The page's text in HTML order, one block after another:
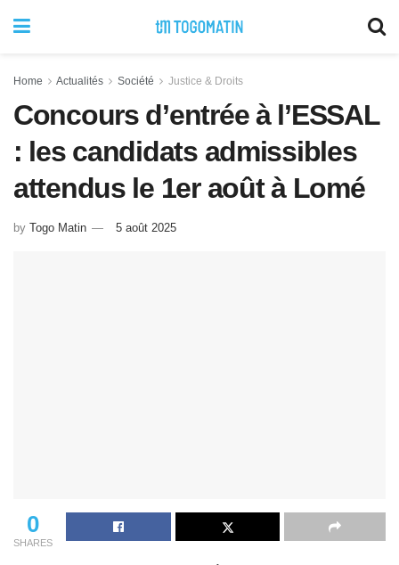
Home Actualités Société Justice & Droits
Concours d’entrée à l’ESSAL
: les candidats admissibles
attendus le 1er août à Lomé
by Togo Matin 5 août 2025
0
SHARES